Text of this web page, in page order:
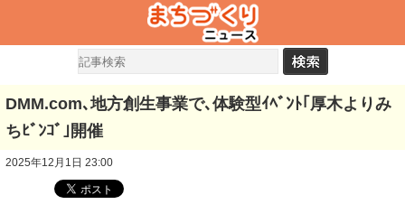
DMM.com､地方創生事業で､体験型ｲﾍﾞﾝﾄ｢厚木よりみ
ちﾋﾞﾝｺﾞ｣開催
2025年12月1日 23:00